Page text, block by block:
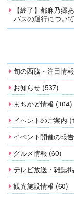
【終了】都麻乃郷
バスの運行について
旬の西脇・注目情
お知らせ (537)
まちかど情報 (104)
イベントのご案内
イベント開催の報
グルメ情報 (60)
テレビ放送・雑誌
観光施設情報 (60)